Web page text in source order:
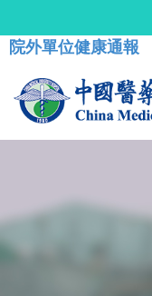
院外單位健康通報